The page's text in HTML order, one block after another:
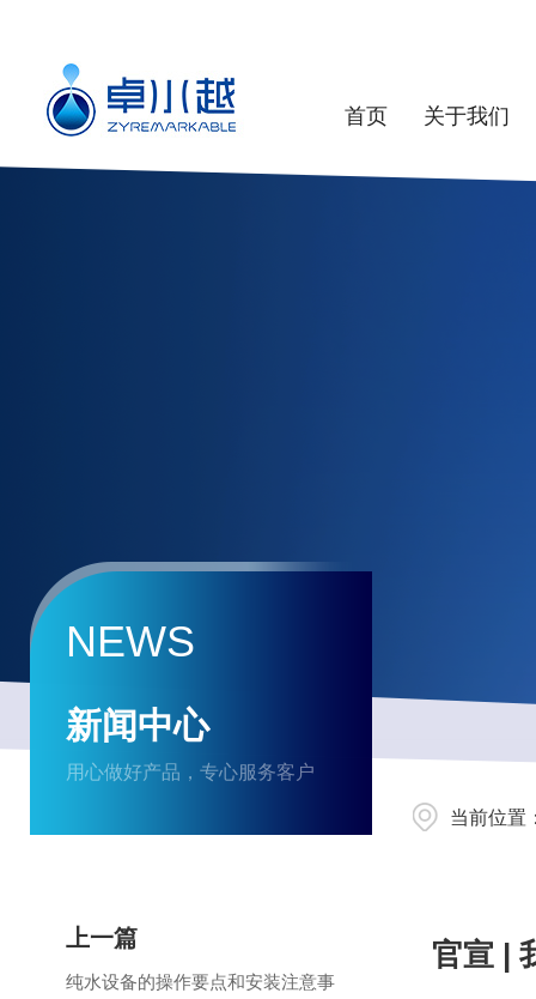
首页 关于我们
NEWS
新闻中心
用心做好产品，专心服务客户
当前位置
官宣 |
上一篇
纯水设备的操作要点和安装注意事